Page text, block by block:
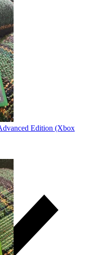
Edition (Xbox